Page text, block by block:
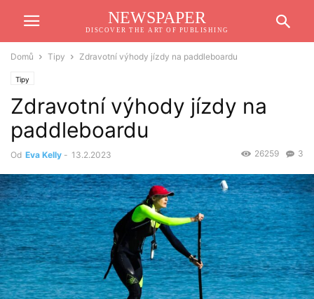
NEWSPAPER
DISCOVER THE ART OF PUBLISHING
Domů Tipy Zdravotní výhody jízdy na paddleboardu
Tipy
Zdravotní výhody jízdy na
paddleboardu
Od Eva Kelly - 13.2.2023 3
26259